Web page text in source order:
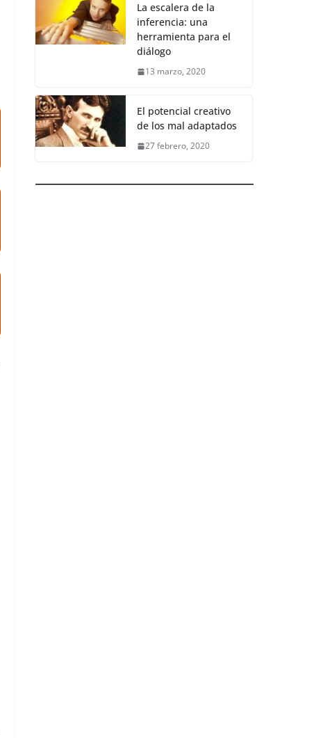
La escalera de la
inferencia: una
herramienta para el
diálogo
13 marzo, 2020
El potencial creativo
de los mal adaptados
27 febrero, 2020